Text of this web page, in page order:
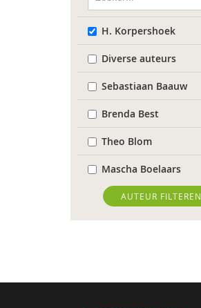
H. Korpershoek
Diverse auteurs
Sebastiaan Baauw
Brenda Best
Theo Blom
Mascha Boelaars
Wendy Boesveld
Jan Pieter Brinkman
Ed Buitenhek
AUTEUR FILTEREN